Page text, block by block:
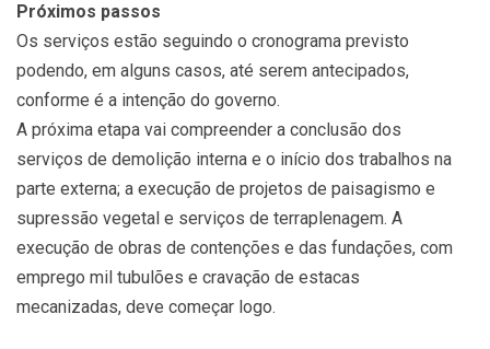
Próximos passos
Os serviços estão seguindo o cronograma previsto
podendo, em alguns casos, até serem antecipados,
conforme é a intenção do governo.
A próxima etapa vai compreender a conclusão dos
serviços de demolição interna e o início dos trabalhos na
parte externa; a execução de projetos de paisagismo e
supressão vegetal e serviços de terraplenagem. A
execução de obras de contenções e das fundações, com
emprego mil tubulões e cravação de estacas
mecanizadas, deve começar logo.